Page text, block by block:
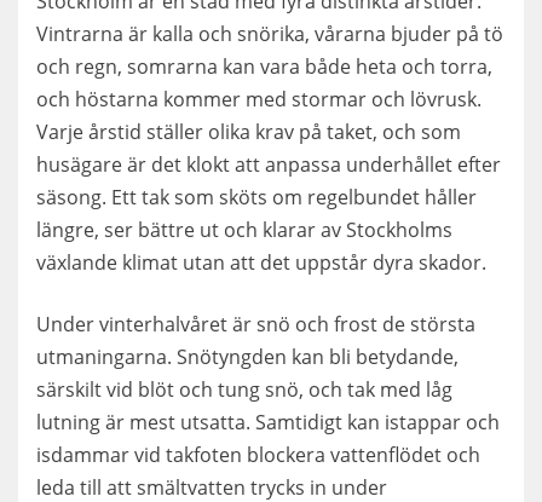
Vintrarna är kalla och snörika, vårarna bjuder på tö
och regn, somrarna kan vara både heta och torra,
och höstarna kommer med stormar och lövrusk.
Varje årstid ställer olika krav på taket, och som
husägare är det klokt att anpassa underhållet efter
säsong. Ett tak som sköts om regelbundet håller
längre, ser bättre ut och klarar av Stockholms
växlande klimat utan att det uppstår dyra skador.
Under vinterhalvåret är snö och frost de största
utmaningarna. Snötyngden kan bli betydande,
särskilt vid blöt och tung snö, och tak med låg
lutning är mest utsatta. Samtidigt kan istappar och
isdammar vid takfoten blockera vattenflödet och
leda till att smältvatten trycks in under